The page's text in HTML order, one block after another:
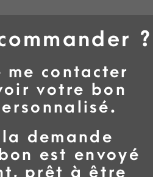
?
me contacter
votre bon
demande
est envoyé
prêt à être